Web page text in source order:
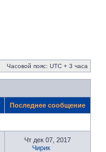
Часовой пояс: UTC + 3 часа
Последнее сообщение
Чт дек 07, 2017
Чирик